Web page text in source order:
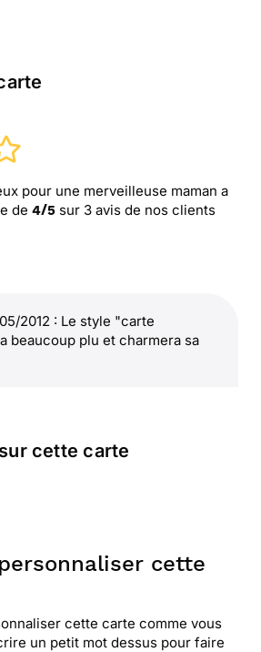
pour une merveilleuse maman a
de 4/5 sur 3 avis de nos clients
2012 : Le style "carte
beaucoup plu et charmera sa
cette carte
cette
cette carte comme vous
un petit mot dessus pour faire